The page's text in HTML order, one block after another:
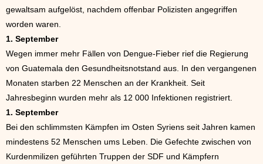
gewaltsam aufgelöst, nachdem offenbar Polizisten angegriffen
worden waren.
1. September
Wegen immer mehr Fällen von Dengue-Fieber rief die Regierung
von Guatemala den Gesundheitsnotstand aus. In den vergangenen
Monaten starben 22 Menschen an der Krankheit. Seit
Jahresbeginn wurden mehr als 12 000 Infektionen registriert.
1. September
Bei den schlimmsten Kämpfen im Osten Syriens seit Jahren kamen
mindestens 52 Menschen ums Leben. Die Gefechte zwischen von
Kurdenmilizen geführten Truppen der SDF und Kämpfern